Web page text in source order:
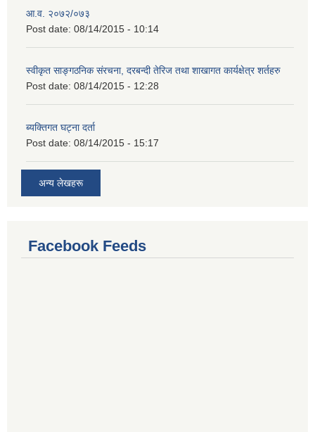
आ.व. २०७२/०७३
Post date: 08/14/2015 - 10:14
स्वीकृत साङ्गठनिक संरचना, दरबन्दी तेरिज तथा शाखागत कार्यक्षेत्र शर्तहरु
Post date: 08/14/2015 - 12:28
ब्यक्तिगत घट्ना दर्ता
Post date: 08/14/2015 - 15:17
अन्य लेखहरू
Facebook Feeds